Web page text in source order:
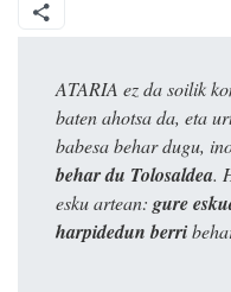
ATARIA ez da soilik
baten ahotsa da, eta
babesa behar dugu,
behar du Tolosaldea.
esku artean: gure
harpidedun berri